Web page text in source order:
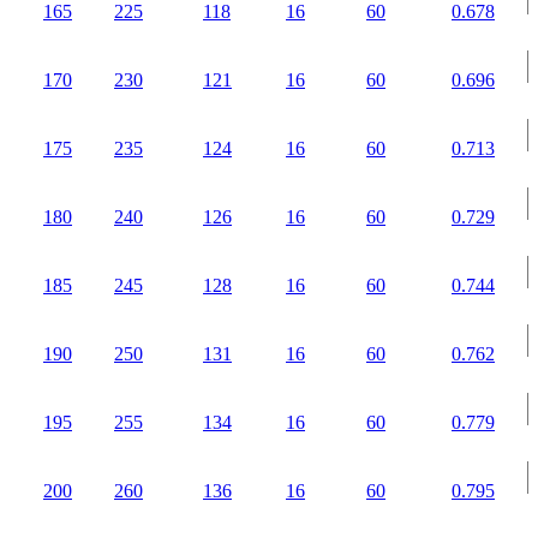
165 225 118 16 60 0.678
170 230 121 16 60 0.696
175 235 124 16 60 0.713
180 240 126 16 60 0.729
185 245 128 16 60 0.744
190 250 131 16 60 0.762
195 255 134 16 60 0.779
200 260 136 16 60 0.795